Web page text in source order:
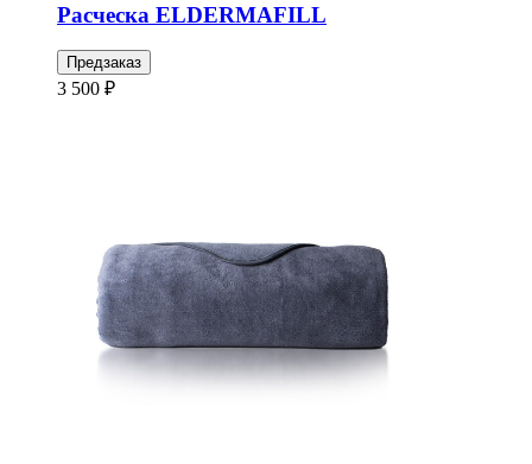
Расческа ELDERMAFILL
Предзаказ
3 500 ₽